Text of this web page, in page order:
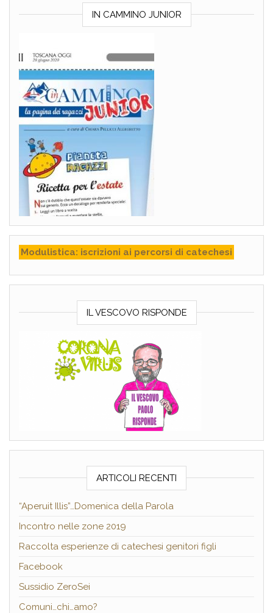
IN CAMMINO JUNIOR
Modulistica: iscrizioni ai percorsi di catechesi
IL VESCOVO RISPONDE
ARTICOLI RECENTI
“Aperuit Illis”…Domenica della Parola
Incontro nelle zone 2019
Raccolta esperienze di catechesi genitori figli
Facebook
Sussidio ZeroSei
Comuni…chi…amo?